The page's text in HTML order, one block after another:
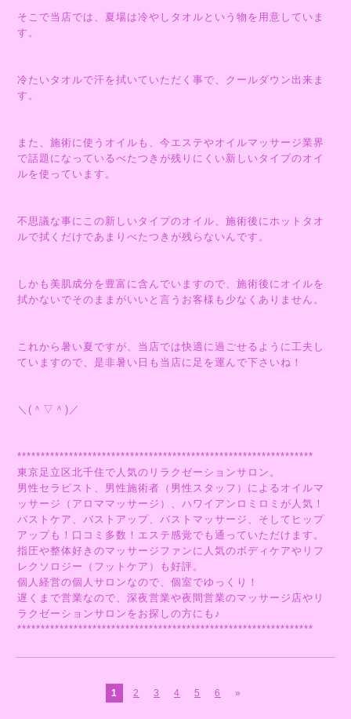
そこで当店では、夏場は冷やしタオルという物を用意していま
す。
冷たいタオルで汗を拭いていただく事で、クールダウン出来ま
す。
また、施術に使うオイルも、今エステやオイルマッサージ業界
で話題になっているべたつきが残りにくい新しいタイプのオイ
ルを使っています。
不思議な事にこの新しいタイプのオイル、施術後にホットタオ
ルで拭くだけであまりべたつきが残らないんです。
しかも美肌成分を豊富に含んでいますので、施術後にオイルを
拭かないでそのままがいいと言うお客様も少なくありません。
これから暑い夏ですが、当店では快適に過ごせるように工夫し
ていますので、是非暑い日も当店に足を運んで下さいね！
＼(＾▽＾)／
***************************************************************
東京足立区北千住で人気のリラクゼーションサロン。
男性セラピスト、男性施術者（男性スタッフ）によるオイルマ
ッサージ（アロママッサージ）、ハワイアンロミロミが人気！
バストケア、バストアップ、バストマッサージ、そしてヒップ
アップも！口コミ多数！エステ感覚でも通っていただけます。
指圧や整体好きのマッサージファンに人気のボディケアやリフ
レクソロジー（フットケア）も好評。
個人経営の個人サロンなので、個室でゆっくり！
遅くまで営業なので、深夜営業や夜間営業のマッサージ店やリ
ラクゼーションサロンをお探しの方にも♪
***************************************************************
1 2 3 4 5 6 »